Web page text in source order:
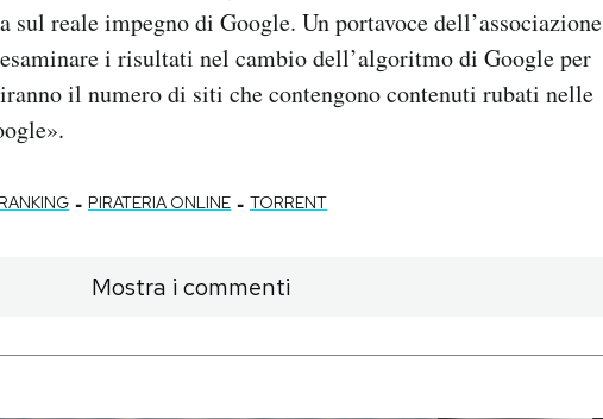
sul reale impegno di Google. Un portavoce dell’associazione
i risultati nel cambio dell’algoritmo di Google per
il numero di siti che contengono contenuti rubati nelle
- PIRATERIA ONLINE - TORRENT
Mostra i commenti